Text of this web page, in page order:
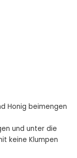
Honig beimengen
und unter die
keine Klumpen